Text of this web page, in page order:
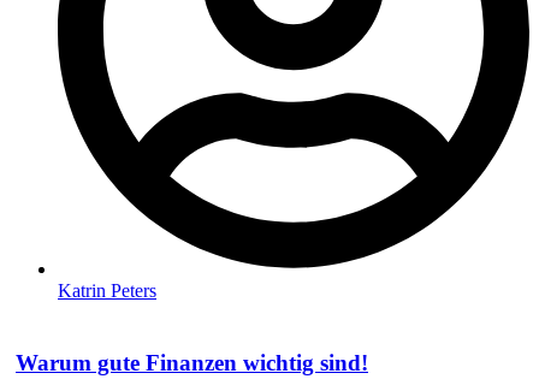
Katrin Peters
Warum gute Finanzen wichtig sind!